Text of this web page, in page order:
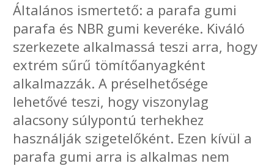
Általános ismertető: a parafa gumi
parafa és NBR gumi keveréke. Kiváló
szerkezete alkalmassá teszi arra, hogy
extrém sűrű tömítőanyagként
alkalmazzák. A préselhetősége
lehetővé teszi, hogy viszonylag
alacsony súlypontú terhekhez
használják szigetelőként. Ezen kívül a
parafa gumi arra is alkalmas nem